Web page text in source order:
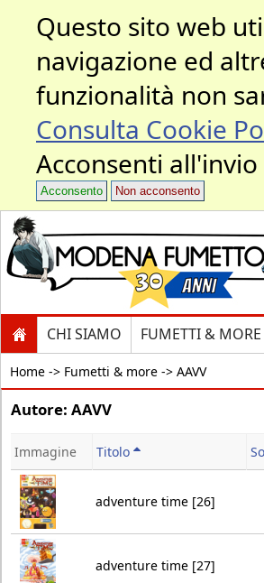
Questo sito web
navigazione ed
funzionalità non
Consulta Cookie
Acconsenti
Acconsento Non acconsento
CHI SIAMO FUMETTI & MORE
Home -> Fumetti & more -> AAVV
Autore: AAVV
Immagine Titolo
adventure time [26]
adventure time [27]